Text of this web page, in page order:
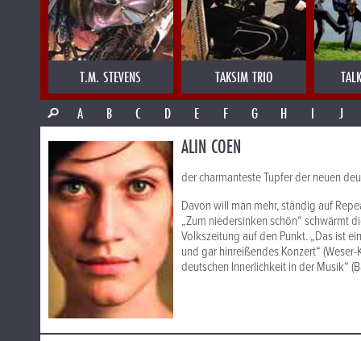
T.M. STEVENS TAKSIM TRIO
A
B C D E F G H I J
ALIN COEN
der charmanteste Tupfer der neuen
Davon will man mehr, ständig auf
„Zum niedersinken schön“ schwärmt
Volkszeitung auf den Punkt. „Das ist
und gar hinreißendes Konzert“
deutschen Innerlichkeit in der Musik“